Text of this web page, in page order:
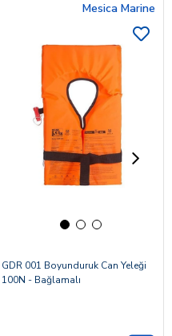
Mesica Marine
GDR 001 Boyunduruk Can Yeleği
100N - Bağlamalı